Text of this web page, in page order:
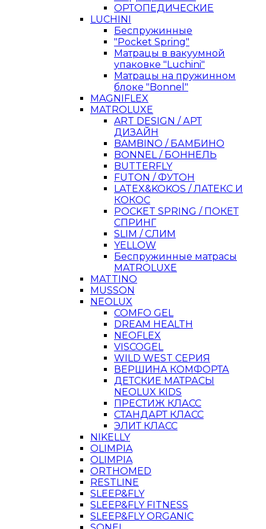
ОРТОПЕДИЧЕСКИЕ
LUCHINI
Беспружинные
"Pocket Spring"
Матрацы в вакуумной
упаковке "Luchini"
Матрацы на пружинном
блоке "Bonnel"
MAGNIFLEX
MATROLUXE
ART DESIGN / АРТ
ДИЗАЙН
BAMBINO / БАМБИНО
BONNEL / БОННЕЛЬ
BUTTERFLY
FUTON / ФУТОН
LATEX&KOKOS / ЛАТЕКС И
КОКОС
POCKET SPRING / ПОКЕТ
СПРИНГ
SLIM / СЛИМ
YELLOW
Беспружинные матрасы
MATROLUXE
MATTINO
MUSSON
NEOLUX
COMFO GEL
DREAM HEALTH
NEOFLEX
VISCOGEL
WILD WEST СЕРИЯ
ВЕРШИНА КОМФОРТА
ДЕТСКИЕ МАТРАСЫ
NEOLUX KIDS
ПРЕСТИЖ КЛАСС
СТАНДАРТ КЛАСС
ЭЛИТ КЛАСС
NIKELLY
OLIMPIA
OLIMPIA
ORTHOMED
RESTLINE
SLEEP&FLY
SLEEP&FLY FITNESS
SLEEP&FLY ORGANIC